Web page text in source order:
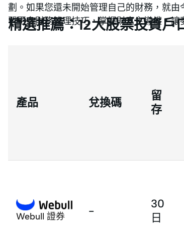
劃。如果您還未開始管理自己的財務，就由
習更多財務管理技巧，掌握財富主導權，
精選推薦：12大股票投資
產品 兌換碼
留
存
Webull 證券 -
30
日